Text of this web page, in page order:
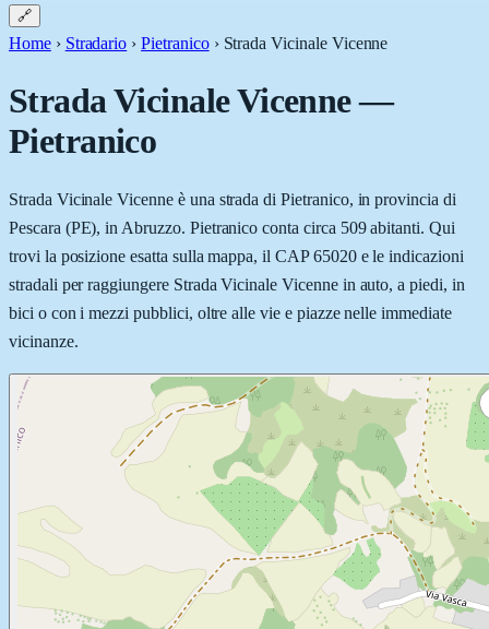
🔗
Home › Stradario › Pietranico › Strada Vicinale Vicenne
Strada Vicinale Vicenne—
Pietranico
Strada Vicinale Vicenne è una strada di Pietranico, in provincia di
Pescara (PE), in Abruzzo. Pietranico conta circa 509 abitanti. Qui
trovi la posizione esatta sulla mappa, il CAP 65020 e le indicazioni
stradali per raggiungere Strada Vicinale Vicenne in auto, a piedi, in
bici o con i mezzi pubblici, oltre alle vie e piazze nelle immediate
vicinanze.